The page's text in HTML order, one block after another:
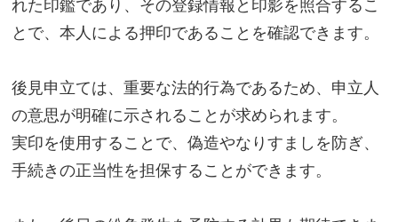
れた印鑑であり、その登録情報と印影を照合するこ
とで、本人による押印であることを確認できます。
後見申立ては、重要な法的行為であるため、申立人
の意思が明確に示されることが求められます。
実印を使用することで、偽造やなりすましを防ぎ、
手続きの正当性を担保することができます。